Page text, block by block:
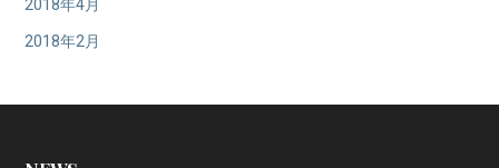
2018年4月
2018年2月